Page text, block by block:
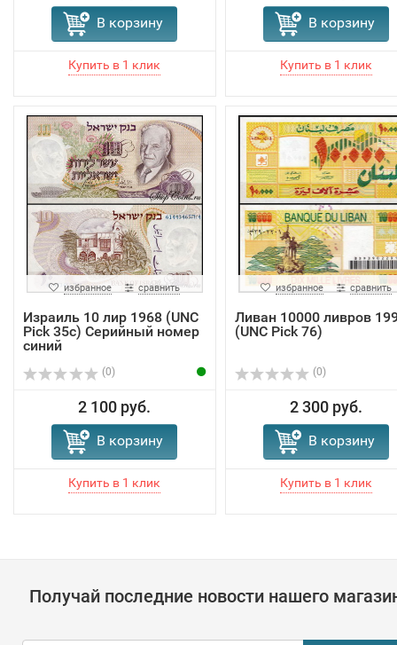
В корзину В корзину
избранное сравнить
Израиль 10 лир 1968 (UNC
Pick 35c) Серийный номер
синий
(0)
2 100 руб.
В корзину
избранное сравнить
Ливан 10000 ливров
(UNC Pick 76)
(0)
2 300 руб.
В корзину
Получай последние новости нашего